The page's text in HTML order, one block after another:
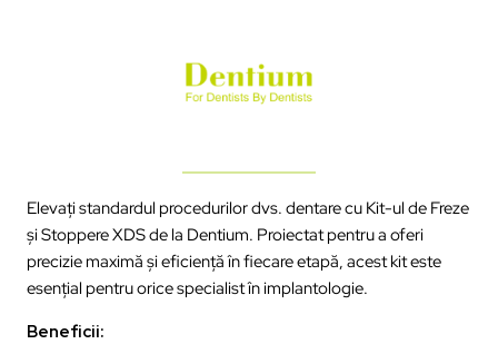
Elevați standardul procedurilor dvs. dentare cu Kit-ul de Freze
și Stoppere XDS de la Dentium. Proiectat pentru a oferi
precizie maximă și eficiență în fiecare etapă, acest kit este
esențial pentru orice specialist în implantologie.
Beneficii: